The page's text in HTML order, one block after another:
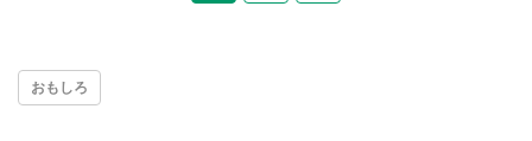
おもしろ